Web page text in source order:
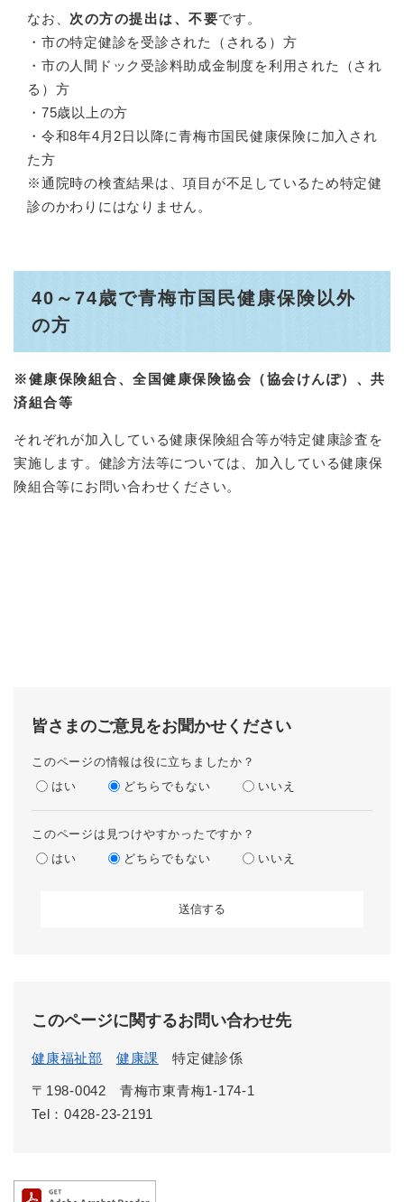
なお、次の方の提出は、不要です。
・市の特定健診を受診された（される）方
・市の人間ドック受診料助成金制度を利用された（され
る）方
・75歳以上の方
・令和8年4月2日以降に青梅市国民健康保険に加入され
た方
※通院時の検査結果は、項目が不足しているため特定健
診のかわりにはなりません。
40～74歳で青梅市国民健康保険以外
の方
※健康保険組合、全国健康保険協会（協会けんぽ）、共
済組合等
それぞれが加入している健康保険組合等が特定健康診査を
実施します。健診方法等については、加入している健康保
険組合等にお問い合わせください。
皆さまのご意見をお聞かせください
このページの情報は役に立ちましたか？
はい
どちらでもない いいえ
このページは見つけやすかったですか？
はい
どちらでもない いいえ
このページに関するお問い合わせ先
健康福祉部 健康課 特定健診係
〒198-0042
青梅市東青梅1-174-1
Tel：0428-23-2191